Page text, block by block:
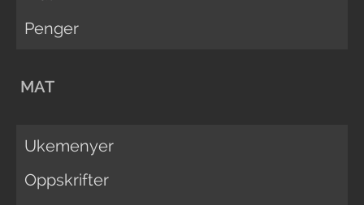
Penger
MAT
Ukemenyer
Oppskrifter